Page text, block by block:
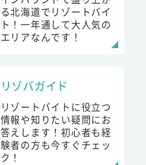
る北海道でリゾートバイ
ト！一年通して大人気の
エリアなんです！
リゾバガイド
リゾートバイトに役立つ
情報や知りたい疑問にお
答えします！初心者も経
験者の方も今すぐチェッ
ク！